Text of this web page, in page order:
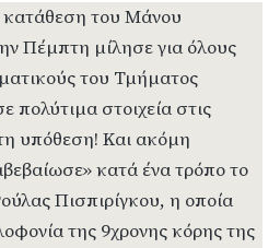
του Μάνου
Πέμπτη μίλησε για όλους
του Τμήματος
στοιχεία στις
υπόθεση! Και ακόμη
κατά ένα τρόπο το
Πισπιρίγκου, η οποία
της 9χρονης κόρης της